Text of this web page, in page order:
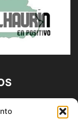
Propiedad de
95 | Noticias de